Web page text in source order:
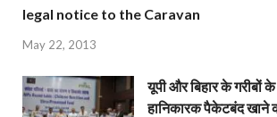
legal notice to the Caravan
May 22, 2013
यूपी और बिहार के गरीबों
हानिकारक पैकेटबंद